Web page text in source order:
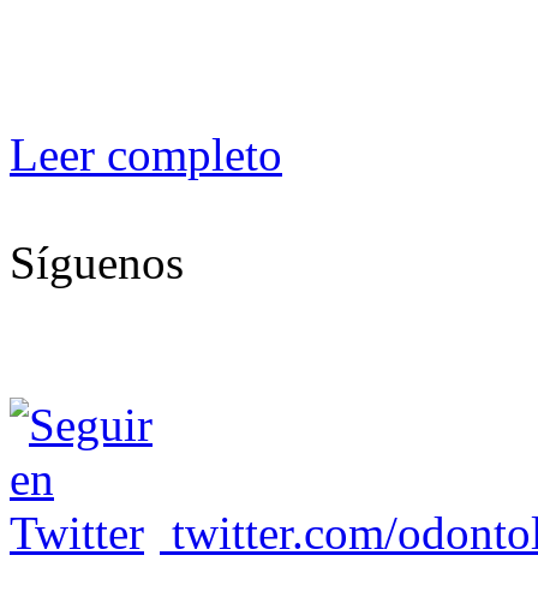
Leer completo
Síguenos
twitter.com/